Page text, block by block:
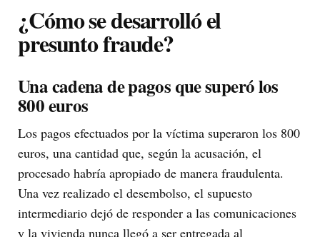
¿Cómo se desarrolló el
presunto fraude?
Una cadena de pagos que superó los
800 euros
Los pagos efectuados por la víctima superaron los 800
euros, una cantidad que, según la acusación, el
procesado habría apropiado de manera fraudulenta.
Una vez realizado el desembolso, el supuesto
intermediario dejó de responder a las comunicaciones
y la vivienda nunca llegó a ser entregada al